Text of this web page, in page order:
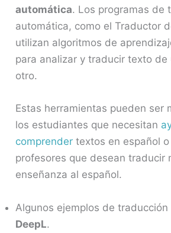
automática. Los programas de
automática, como el Traductor
utilizan algoritmos de
para analizar y traducir texto de
otro.
Estas herramientas pueden ser
los estudiantes que necesitan
comprender textos en español
profesores que desean traducir
enseñanza al español.
Algunos ejemplos de
DeepL.